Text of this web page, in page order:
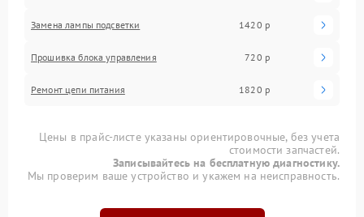
Замена лампы подсветки 1420 р
Прошивка блока управления 720 р
Ремонт цепи питания 1820 р
Цены в прайс-листе указаны ориентировочные, без учета
стоимости запчастей.
Записывайтесь на бесплатную диагностику.
Мы проверим ваше устройство и укажем на неисправность.